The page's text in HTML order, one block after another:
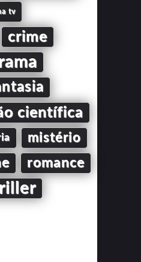
tv
crime
científica
mistério
romance